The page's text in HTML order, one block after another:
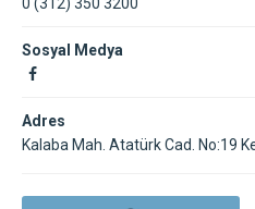
Sosyal Medya
Adres
Kalaba Mah. Atatürk Cad. No:19